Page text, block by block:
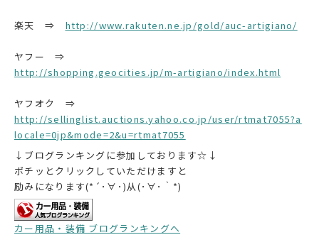
楽天 ⇒ http://www.rakuten.ne.jp/gold/auc-artigiano/
ヤフー ⇒
http://shopping.geocities.jp/m-artigiano/index.html
ヤフオク ⇒
http://sellinglist.auctions.yahoo.co.jp/user/rtmat7055?a
locale=0jp&mode=2&u=rtmat7055
↓ブログランキングに参加しております☆↓
ポチッとクリックしていただけますと
励みになります(*´･∀･)从(･∀･｀*)
カー用品・装備 ブログランキングへ